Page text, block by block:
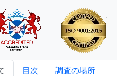
目次
調査の場所